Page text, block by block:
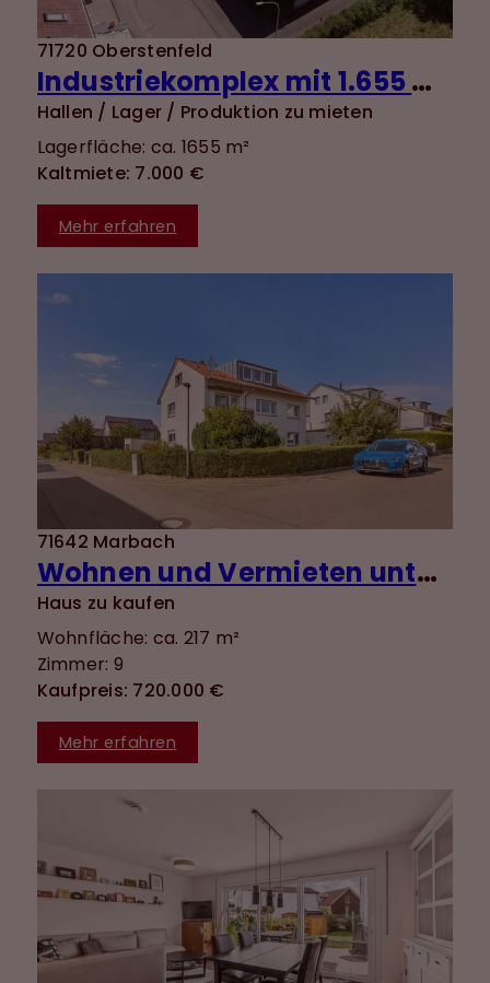
71720 Oberstenfeld
Industriekomplex mit 1.655 m² Nutzfläche und vielseitigen Nutzungsmöglichkeiten + 120 m²
Hallen / Lager / Produktion zu mieten
Lagerfläche: ca. 1655 m²
Kaltmiete: 7.000 €
Mehr erfahren
71642 Marbach
Wohnen und Vermieten unter einem Dach - gepflegtes 3-Familienhaus in ruhiger Lage von Marbach
Haus zu kaufen
Wohnfläche: ca. 217 m²
Zimmer: 9
Kaufpreis: 720.000 €
Mehr erfahren